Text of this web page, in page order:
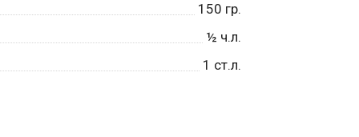
150 гр.
½ ч.л.
1 ст.л.